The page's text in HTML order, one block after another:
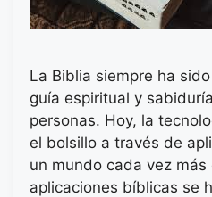
La Biblia siempre ha
guía espiritual y
personas. Hoy, la
el bolsillo a través de
un mundo cada vez
aplicaciones bíblicas se